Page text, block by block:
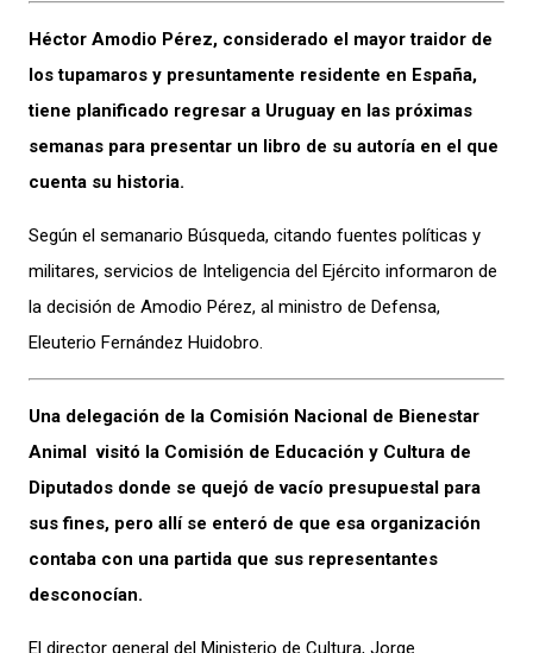
Héctor Amodio Pérez, considerado el mayor traidor de
los tupamaros y presuntamente residente en España,
tiene planificado regresar a Uruguay en las próximas
semanas para presentar un libro de su autoría en el que
cuenta su historia.
Según el semanario Búsqueda, citando fuentes políticas y
militares, servicios de Inteligencia del Ejército informaron de
la decisión de Amodio Pérez, al ministro de Defensa,
Eleuterio Fernández Huidobro.
Una delegación de la Comisión Nacional de Bienestar
Animal visitó la Comisión de Educación y Cultura de
Diputados donde se quejó de vacío presupuestal para
sus fines, pero allí se enteró de que esa organización
contaba con una partida que sus representantes
desconocían.
El director general del Ministerio de Cultura, Jorge